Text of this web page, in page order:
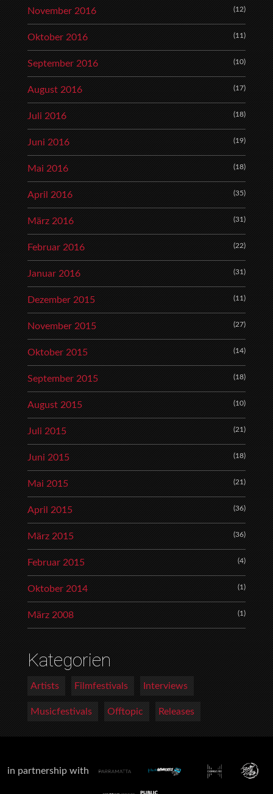
November 2016 (12)
Oktober 2016 (11)
September 2016 (10)
August 2016 (17)
Juli 2016 (18)
Juni 2016 (19)
Mai 2016 (18)
April 2016 (35)
März 2016 (31)
Februar 2016 (22)
Januar 2016 (31)
Dezember 2015 (11)
November 2015 (27)
Oktober 2015 (14)
September 2015 (18)
August 2015 (10)
Juli 2015 (21)
Juni 2015 (18)
Mai 2015 (21)
April 2015 (36)
März 2015 (36)
Februar 2015 (4)
Oktober 2014 (1)
März 2008 (1)
Kategorien
Artists Filmfestivals Interviews
Musicfestivals Offtopic Releases
in partnership with